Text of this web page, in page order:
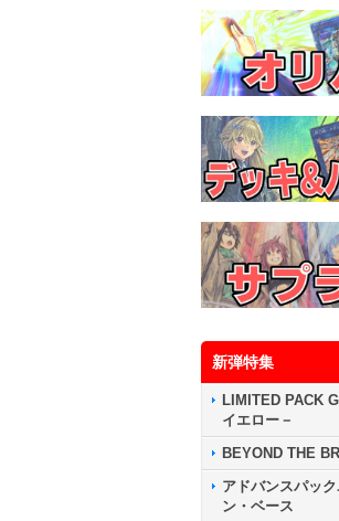
新弾特集
LIMITED PACK
イエロー－
BEYOND THE
アドバンスパッ
ン・ベース